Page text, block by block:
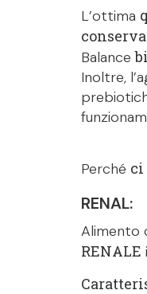
L’ottima
Balance
Inoltre,
Perché ci
RENAL:
Alimento
RENALE